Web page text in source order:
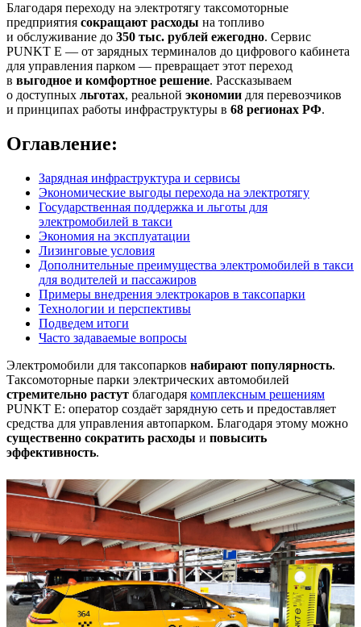
Благодаря переходу на электротягу таксомоторные
предприятия сокращают расходы на топливо
и обслуживание до 350 тыс. рублей ежегодно. Сервис
PUNKT E — от зарядных терминалов до цифрового кабинета
для управления парком — превращает этот переход
в выгодное и комфортное решение. Рассказываем
о доступных льготах, реальной экономии для перевозчиков
и принципах работы инфраструктуры в 68 регионах РФ.
Оглавление:
Зарядная инфраструктура и сервисы
Экономические выгоды перехода на электротягу
Государственная поддержка и льготы для
электромобилей в такси
Экономия на эксплуатации
Лизинговые условия
Дополнительные преимущества электромобилей в такси
для водителей и пассажиров
Примеры внедрения электрокаров в таксопарки
Технологии и перспективы
Подведем итоги
Часто задаваемые вопросы
Электромобили для таксопарков набирают популярность.
Таксомоторные парки электрических автомобилей
стремительно растут благодаря комплексным решениям
PUNKT E: оператор создаёт зарядную сеть и предоставляет
средства для управления автопарком. Благодаря этому можно
существенно сократить расходы и повысить
эффективность.